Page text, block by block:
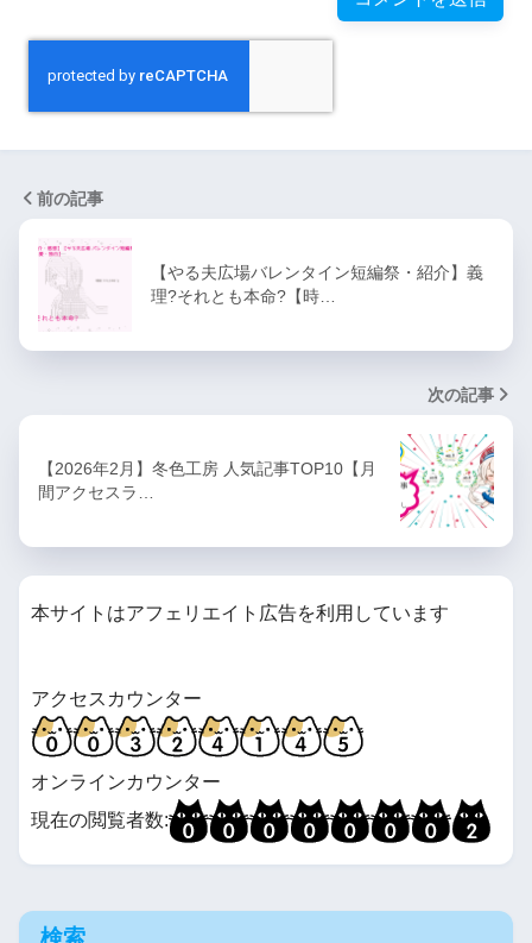
前の記事
【やる夫広場バレンタイン短編祭・紹介】義
理?それとも本命?【時…
次の記事
【2026年2月】冬色工房 人気記事TOP10【月
間アクセスラ…
本サイトはアフェリエイト広告を利用しています
アクセスカウンター
オンラインカウンター
現在の閲覧者数: